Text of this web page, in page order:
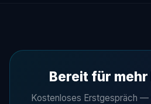
Bereit für
Kostenloses Erstgespräch —